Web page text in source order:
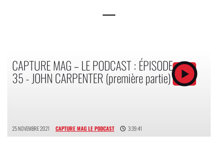
CAPTURE MAG – LE PODCAST : ÉPISODE
35 - JOHN CARPENTER (première partie)
25 NOVEMBRE 2021 CAPTURE MAG LE PODCAST 3:39:41